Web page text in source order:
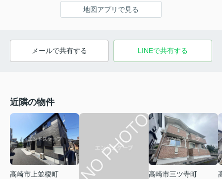
地図アプリで見る
メールで共有する LINEで共有する
近隣の物件
高崎市上並榎町
高崎市三ツ寺町